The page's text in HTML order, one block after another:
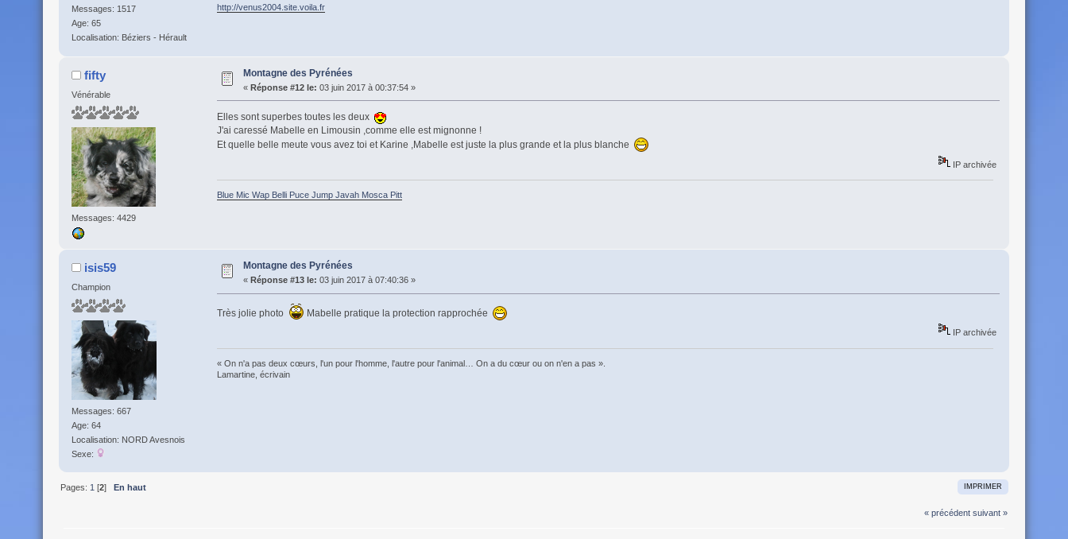
Messages: 1517
Age: 65
Localisation: Béziers - Hérault
http://venus2004.site.voila.fr
fifty
Vénérable
Messages: 4429
Montagne des Pyrénées
« Réponse #12 le: 03 juin 2017 à 00:37:54 »
Elles sont superbes toutes les deux
J'ai caressé Mabelle en Limousin ,comme elle est mignonne !
Et quelle belle meute vous avez toi et Karine ,Mabelle est juste la plus grande et la plus blanche
IP archivée
Blue Mic Wap Belli Puce Jump Javah Mosca Pitt
isis59
Champion
Messages: 667
Age: 64
Localisation: NORD Avesnois
Sexe:
Montagne des Pyrénées
« Réponse #13 le: 03 juin 2017 à 07:40:36 »
Très jolie photo Mabelle pratique la protection rapprochée
IP archivée
« On n'a pas deux cœurs, l'un pour l'homme, l'autre pour l'animal… On a du cœur ou on n'en a pas ».
Lamartine, écrivain
IMPRIMER
Pages: 1 [2] En haut
« précédent suivant »